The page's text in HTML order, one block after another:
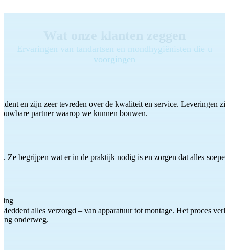
Ervaringen van tandartsen en mondhygiënisten die u
voorgingen
en zijn zeer tevreden over de kwaliteit en service. Leveringen
partner waarop we kunnen bouwen.
Ze begrijpen wat er in de praktijk nodig is en zorgen dat alles
alles verzorgd – van apparatuur tot montage. Het proces
onderweg.